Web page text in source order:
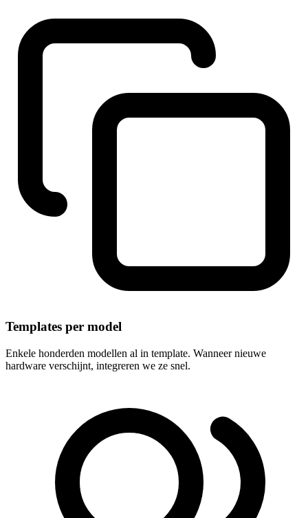
Templates per model
Enkele honderden modellen al in template. Wanneer nieuwe
hardware verschijnt, integreren we ze snel.